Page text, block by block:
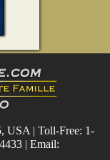
USA | Toll-Free: 1-
| Email: